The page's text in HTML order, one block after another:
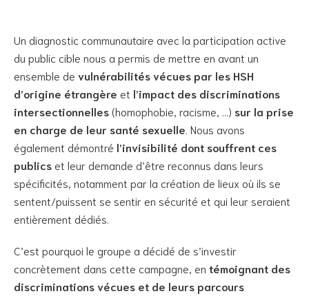
Un diagnostic communautaire avec la participation active
du public cible nous a permis de mettre en avant un
ensemble de vulnérabilités vécues par les HSH
d’origine étrangère et l’impact des discriminations
intersectionnelles(homophobie, racisme, …) sur la prise
en charge de leur santé sexuelle . Nous avons
également démontré l’invisibilité dont souffrent ces
publics et leur demande d’être reconnus dans leurs
spécificités, notamment par la création de lieux où ils se
sentent/puissent se sentir en sécurité et qui leur seraient
entièrement dédiés.
C’est pourquoi le groupe a décidé de s’investir
concrètement dans cette campagne, en témoignant des
discriminations vécues et de leurs parcours